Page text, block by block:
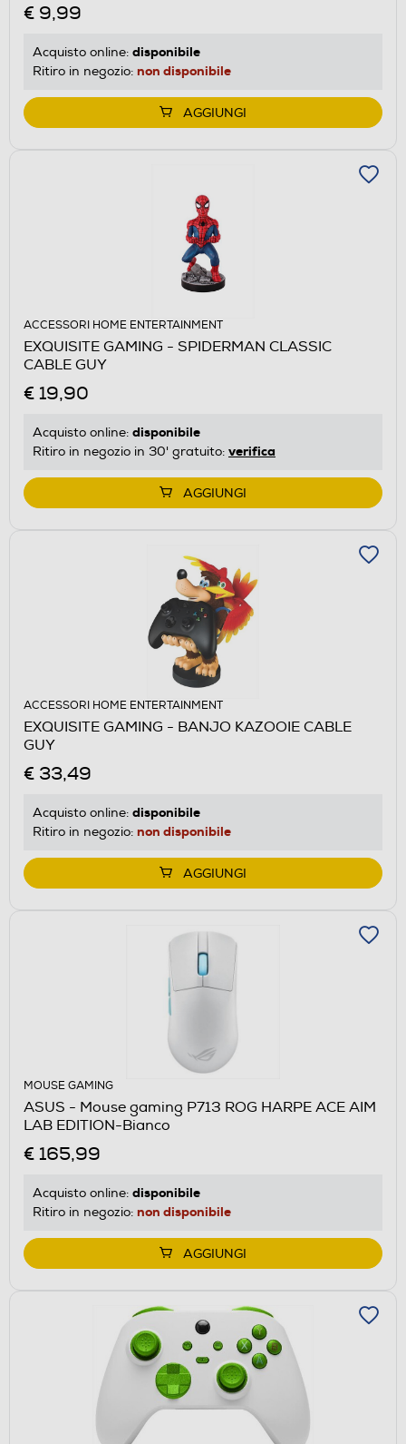
€ 9,99
Acquisto online: disponibile
Ritiro in negozio: non disponibile
AGGIUNGI
ACCESSORI HOME ENTERTAINMENT
EXQUISITE GAMING - SPIDERMAN CLASSIC
CABLE GUY
€ 19,90
Acquisto online: disponibile
Ritiro in negozio in 30' gratuito: verifica
AGGIUNGI
ACCESSORI HOME ENTERTAINMENT
EXQUISITE GAMING - BANJO KAZOOIE CABLE
GUY
€ 33,49
Acquisto online: disponibile
Ritiro in negozio: non disponibile
AGGIUNGI
MOUSE GAMING
ASUS - Mouse gaming P713 ROG HARPE ACE AIM
LAB EDITION-Bianco
€ 165,99
Acquisto online: disponibile
Ritiro in negozio: non disponibile
AGGIUNGI